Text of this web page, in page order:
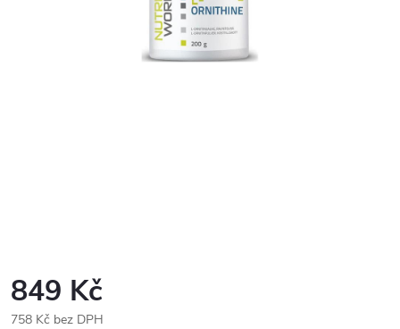
849 Kč
758 Kč bez DPH